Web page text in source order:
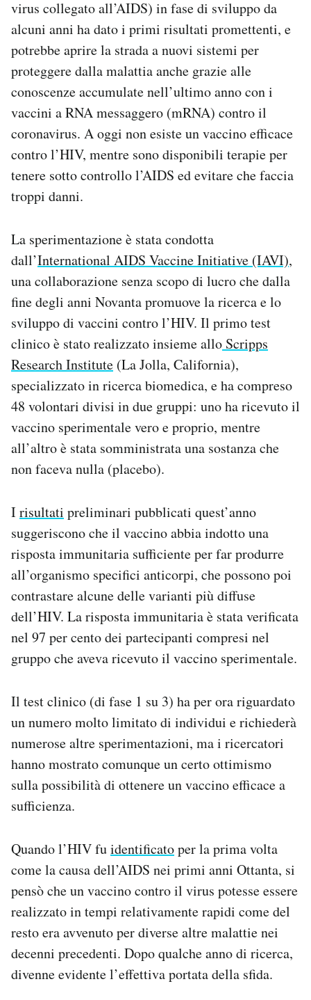
CALENDARIO
AREA PERSONALE
Area Personale
Newsletter
Notifiche mobile
Hai bisogno di aiuto?
Esci
virus collegato all’AIDS) in fase di sviluppo da
alcuni anni ha dato i primi risultati promettenti, e
potrebbe aprire la strada a nuovi sistemi per
proteggere dalla malattia anche grazie alle
conoscenze accumulate nell’ultimo anno con i
vaccini a RNA messaggero (mRNA) contro il
coronavirus. A oggi non esiste un vaccino efficace
contro l’HIV, mentre sono disponibili terapie per
tenere sotto controllo l’AIDS ed evitare che faccia
troppi danni.
La sperimentazione è stata condotta
dall’International AIDS Vaccine Initiative (IAVI),
una collaborazione senza scopo di lucro che dalla
fine degli anni Novanta promuove la ricerca e lo
sviluppo di vaccini contro l’HIV. Il primo test
clinico è stato realizzato insieme allo Scripps
Research Institute (La Jolla, California),
specializzato in ricerca biomedica, e ha compreso
48 volontari divisi in due gruppi: uno ha ricevuto il
vaccino sperimentale vero e proprio, mentre
all’altro è stata somministrata una sostanza che
non faceva nulla (placebo).
Irisultati preliminari pubblicati quest’anno
suggeriscono che il vaccino abbia indotto una
risposta immunitaria sufficiente per far produrre
all’organismo specifici anticorpi, che possono poi
contrastare alcune delle varianti più diffuse
dell’HIV. La risposta immunitaria è stata verificata
nel 97 per cento dei partecipanti compresi nel
gruppo che aveva ricevuto il vaccino sperimentale.
Il test clinico (di fase 1 su 3) ha per ora riguardato
un numero molto limitato di individui e richiederà
numerose altre sperimentazioni, ma i ricercatori
hanno mostrato comunque un certo ottimismo
sulla possibilità di ottenere un vaccino efficace a
sufficienza.
Quando l’HIV fuidentificatoper la prima volta
come la causa dell’AIDS nei primi anni Ottanta, si
pensò che un vaccino contro il virus potesse essere
realizzato in tempi relativamente rapidi come del
resto era avvenuto per diverse altre malattie nei
decenni precedenti. Dopo qualche anno di ricerca,
divenne evidente l’effettiva portata della sfida.